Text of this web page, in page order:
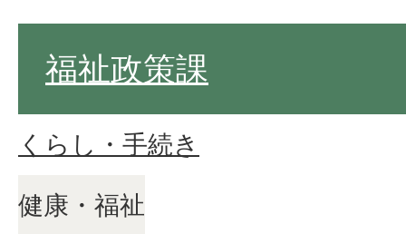
福祉政策課
くらし・手続き
健康・福祉